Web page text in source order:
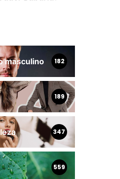
masculino 182
189
347
559